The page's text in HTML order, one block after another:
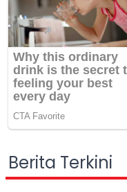
Berita Terkini